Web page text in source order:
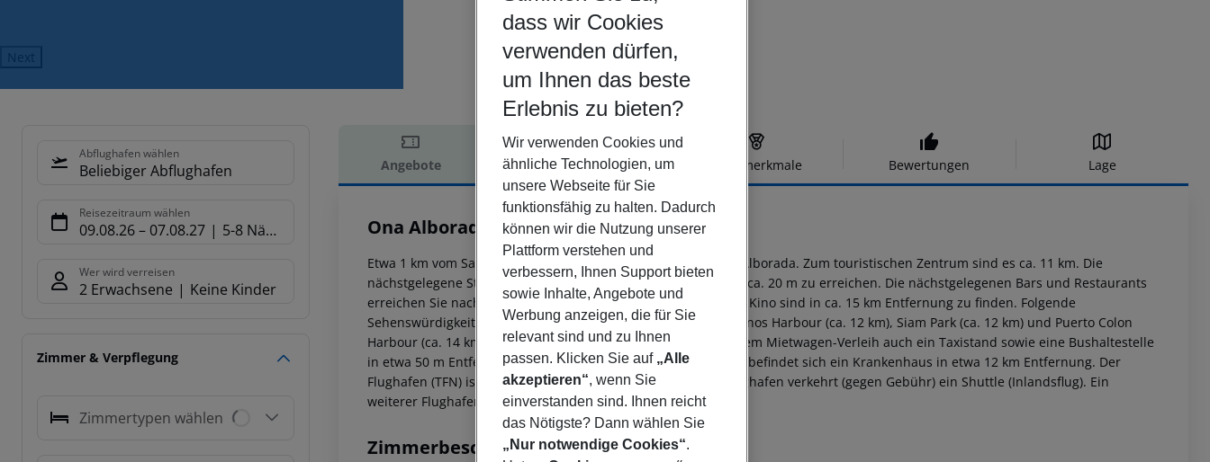
Next
Abflughafen wählen
Beliebiger Abflughafen
Reisezeitraum wählen
09.08.26– 07.08.27 5-8 Nächte
Wer wird verreisen
2 Erwachsene Keine Kinder
Zimmer & Verpflegung
Zimmertypen wählen
Angebote Hotelbeschreibung Hotelmerkmale Bewertungen Lage
Hotelbeschreibung
Ona Alborada
3
Etwa 1 km vom Sand-/Kiesstrand entfernt liegt das Hotel Ona Alborada. Zum touristischen Zentrum sind es ca. 11 km. Die
nächstgelegene Stadt ist Las Galletas. Ein Supermarkt ist nach ca. 20 m zu erreichen. Die nächstgelegenen Bars und Restaurants
erreichen Sie nach rund 50 m. Unterhaltungsangebote wie ein Kino sind in ca. 15 km Entfernung zu finden. Folgende
Sehenswürdigkeiten sind vom Hotel aus erreichbar: Los Cristianos Harbour (ca. 12 km), Siam Park (ca. 12 km) und Puerto Colon
Harbour (ca. 14 km). Für Mobilität im Urlaub sorgen neben einem Mietwagen-Verleih auch ein Taxistand sowie eine Bushaltestelle
in etwa 50 m Entfernung. Zur ärztlichen Versorgung im Notfall befindet sich ein Krankenhaus in etwa 12 km Entfernung. Der
Flughafen (TFN) ist ca. 76 km entfernt. Zwischen Hotel und Flughafen verkehrt (gegen Gebühr) ein Shuttle (Inlandsflug). Ein
weiterer Flughafen (TFS) liegt in etwa 12 km Entfernung.
Zimmerbeschreibung
dass wir Cookies
verwenden dürfen,
um Ihnen das beste
Erlebnis zu bieten?
Wir verwenden Cookies und
ähnliche Technologien, um
unsere Webseite für Sie
funktionsfähig zu halten. Dadurch
können wir die Nutzung unserer
Plattform verstehen und
verbessern, Ihnen Support bieten
sowie Inhalte, Angebote und
Werbung anzeigen, die für Sie
relevant sind und zu Ihnen
passen. Klicken Sie auf „Alle
akzeptieren“, wenn Sie
einverstanden sind. Ihnen reicht
das Nötigste? Dann wählen Sie
„Nur notwendige Cookies“.